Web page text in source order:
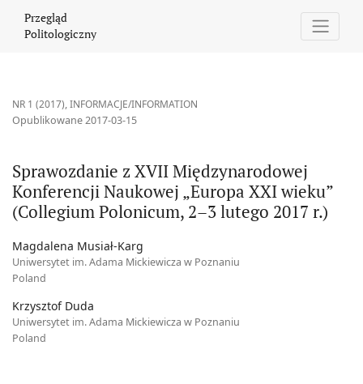
Przegląd
Politologiczny
NR 1 (2017),INFORMACJE/INFORMATION
Sprawozdanie z XVII Międzynarodowej
Konferencji Naukowej „Europa XXI wieku”
(Collegium Polonicum, 2–3 lutego 2017 r.)
Opublikowane 2017-03-15
Magdalena Musiał-Karg
Uniwersytet im. Adama Mickiewicza w Poznaniu
Poland
Krzysztof Duda
Uniwersytet im. Adama Mickiewicza w Poznaniu
Poland